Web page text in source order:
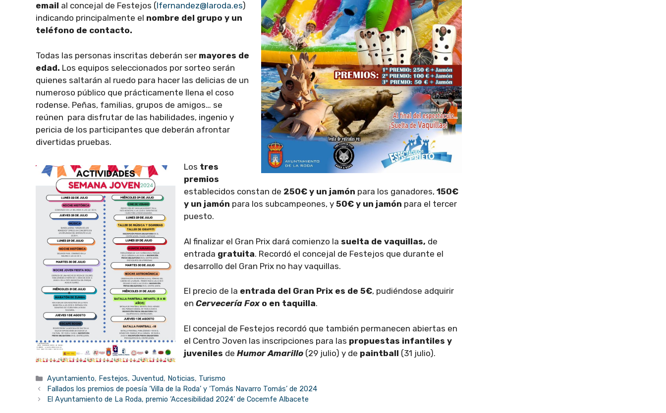
email al concejal de Festejos (lfernandez@laroda.es)
indicando principalmente el nombre del grupo y un
teléfono de contacto.
Todas las personas inscritas deberán ser mayores de
edad. Los equipos seleccionados por sorteo serán
quienes saltarán al ruedo para hacer las delicias de un
numeroso público que prácticamente llena el coso
rodense. Peñas, familias, grupos de amigos… se
reúnen para disfrutar de las habilidades, ingenio y
pericia de los participantes que deberán afrontar
divertidas pruebas.
Los tres
premios
establecidos constan de 250€ y un jamón para los ganadores, 150€
y un jamón para los subcampeones, y 50€ y un jamón para el tercer
puesto.
Al finalizar el Gran Prix dará comienzo la suelta de vaquillas, de
entrada gratuita. Recordó el concejal de Festejos que durante el
desarrollo del Gran Prix no hay vaquillas.
El precio de la entrada del Gran Prix es de 5€, pudiéndose adquirir
en Cervecería Fox o en taquilla.
El concejal de Festejos recordó que también permanecen abiertas en
el Centro Joven las inscripciones para las propuestas infantiles y
juveniles de Humor Amarillo (29 julio) y de paintball (31 julio).
Categorías
Ayuntamiento, Festejos,Juventud, Noticias, Turismo
Fallados los premios de poesía ‘Villa de la Roda’ y ‘Tomás Navarro Tomás’ de 2024
El Ayuntamiento de La Roda, premio ‘Accesibilidad 2024’ de Cocemfe Albacete